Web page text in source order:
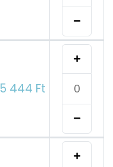
5 444 Ft